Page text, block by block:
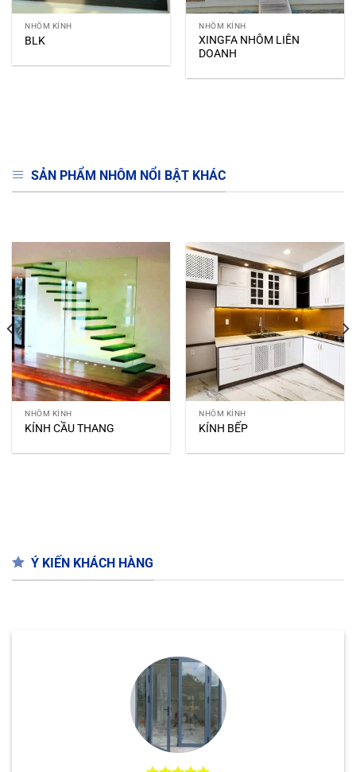
SẢN PHẨM NHÔM NỔI BẬT KHÁC
NHÔM KÍNH
KÍNH CẦU THANG
NHÔM KÍNH
KÍNH BẾP
Ý KIẾN KHÁCH HÀNG
Chị Hậu Quận 5 HCM